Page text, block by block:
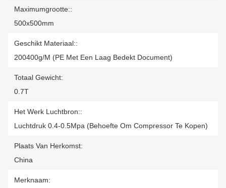
Maximumgrootte::
500x500mm
Geschikt Materiaal::
200400g/m (PE Met Een Laag Bedekt Document)
Totaal Gewicht:
0.7T
Het Werk Luchtbron::
Luchtdruk 0.4-0.5Mpa (Behoefte Om Compressor Te Kopen)
Plaats Van Herkomst:
China
Merknaam: